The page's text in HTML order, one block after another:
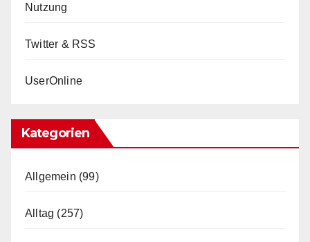
Nutzung
Twitter & RSS
UserOnline
Kategorien
Allgemein (99)
Alltag (257)